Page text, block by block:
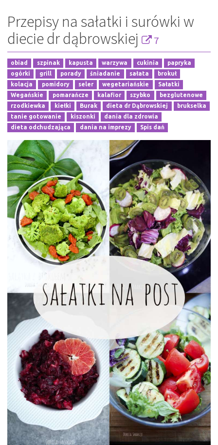
Przepisy na sałatki i surówki w
diecie dr dąbrowskiej
7
obiad szpinak kapusta warzywa cukinia
papryka
ogórki
grill porady śniadanie sałata
brokuł
kolacja
pomidory seler wegetariańskie
Sałatki
Wegańskie
pomarańcze kalafior szybko
bezglutenowe
rzodkiewka
kiełki Burak dieta dr Dąbrowskiej
brukselka
tanie gotowanie
kiszonki
dania dla zdrowia
dieta odchudzająca
dania na imprezy Spis dań